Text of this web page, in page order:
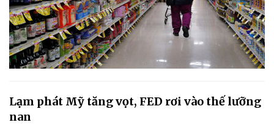
Lạm phát Mỹ tăng vọt, FED rơi vào thế lưỡng
nan